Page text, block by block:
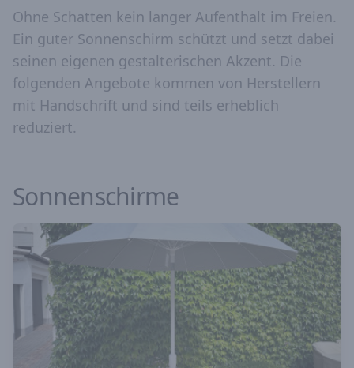
Ohne Schatten kein langer Aufenthalt im Freien.
Ein guter Sonnenschirm schützt und setzt dabei
seinen eigenen gestalterischen Akzent. Die
folgenden Angebote kommen von Herstellern
mit Handschrift und sind teils erheblich
reduziert.
Sonnenschirme